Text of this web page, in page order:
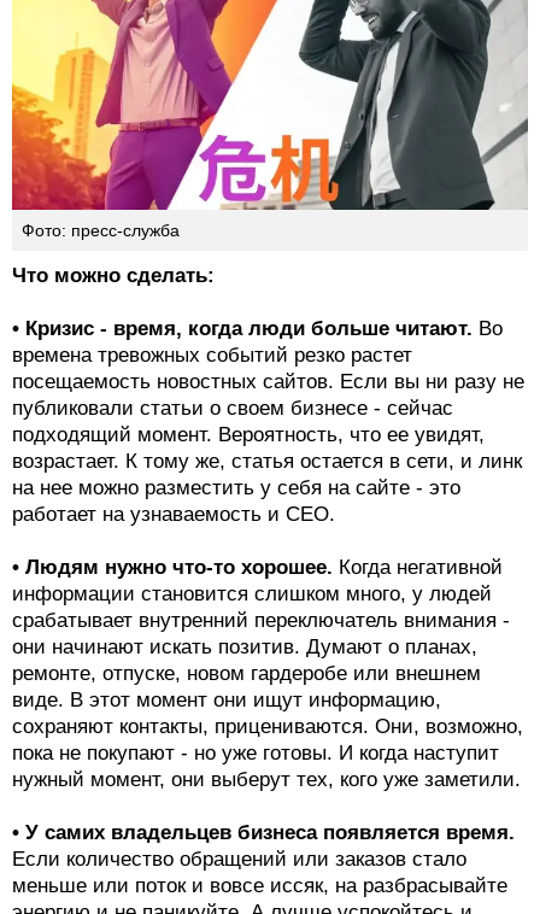
Фото: пресс-служба
Что можно сделать:
• Кризис - время, когда люди больше читают. Во
времена тревожных событий резко растет
посещаемость новостных сайтов. Если вы ни разу не
публиковали статьи о своем бизнесе - сейчас
подходящий момент. Вероятность, что ее увидят,
возрастает. К тому же, статья остается в сети, и линк
на нее можно разместить у себя на сайте - это
работает на узнаваемость и СЕО.
• Людям нужно что-то хорошее. Когда негативной
информации становится слишком много, у людей
срабатывает внутренний переключатель внимания -
они начинают искать позитив. Думают о планах,
ремонте, отпуске, новом гардеробе или внешнем
виде. В этот момент они ищут информацию,
сохраняют контакты, прицениваются. Они, возможно,
пока не покупают - но уже готовы. И когда наступит
нужный момент, они выберут тех, кого уже заметили.
• У самих владельцев бизнеса появляется время.
Если количество обращений или заказов стало
меньше или поток и вовсе иссяк, на разбрасывайте